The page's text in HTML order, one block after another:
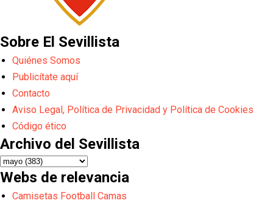
Sobre El Sevillista
Quiénes Somos
Publicítate aquí
Contacto
Aviso Legal, Política de Privacidad y Política de Cookies
Código ético
Archivo del Sevillista
Webs de relevancia
Camisetas Football Camas